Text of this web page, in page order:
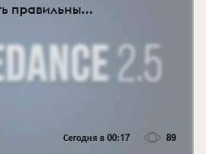
правильны...
Сегодня в 00:17 89